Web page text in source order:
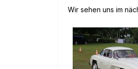
Wir sehen uns im